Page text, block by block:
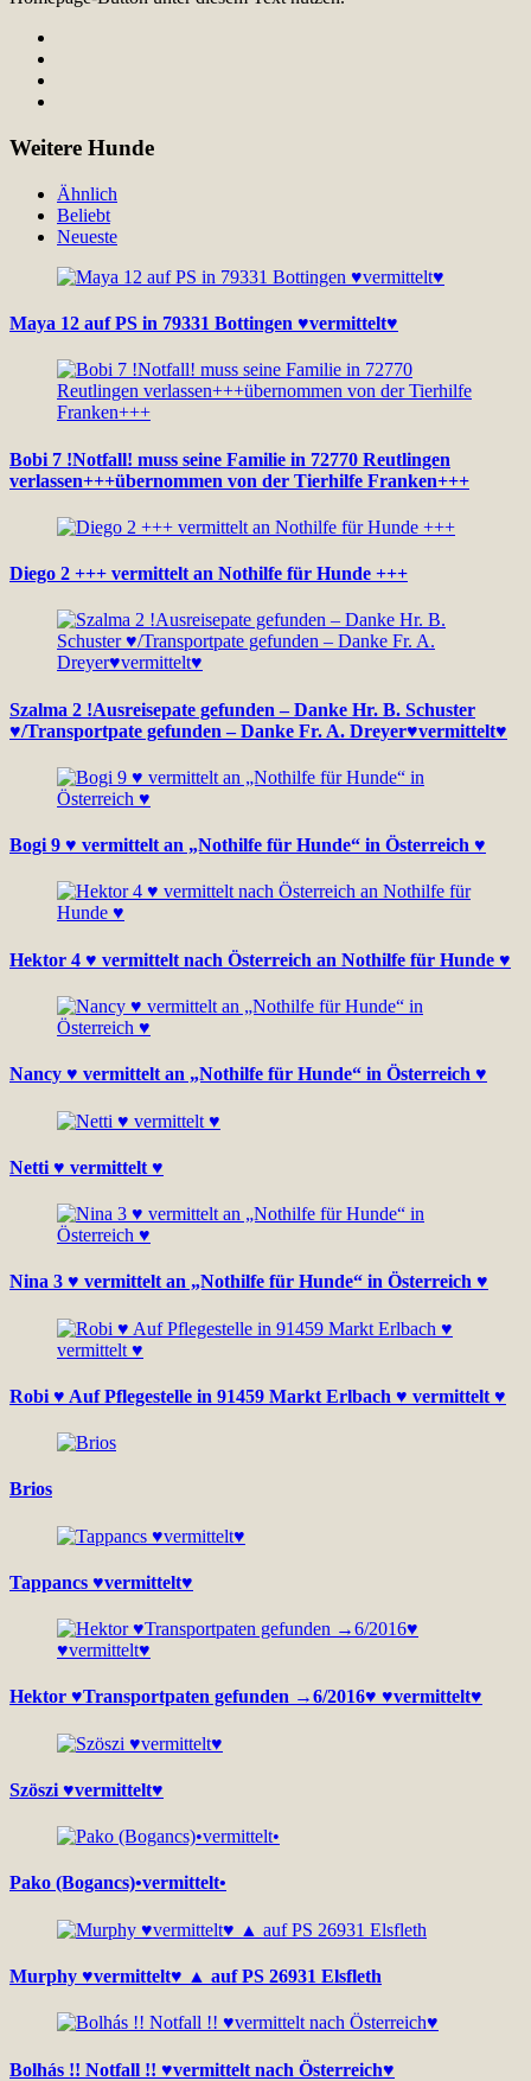
Weitere Hunde
Ähnlich
Beliebt
Neueste
Maya 12 auf PS in 79331 Bottingen ♥vermittelt♥
Bobi 7 !Notfall! muss seine Familie in 72770 Reutlingen
verlassen+++übernommen von der Tierhilfe Franken+++
Diego 2 +++ vermittelt an Nothilfe für Hunde +++
Szalma 2 !Ausreisepate gefunden – Danke Hr. B. Schuster
♥/Transportpate gefunden – Danke Fr. A. Dreyer♥vermittelt♥
Bogi 9 ♥ vermittelt an „Nothilfe für Hunde“ in Österreich ♥
Hektor 4 ♥ vermittelt nach Österreich an Nothilfe für Hunde ♥
Nancy ♥ vermittelt an „Nothilfe für Hunde“ in Österreich ♥
Netti ♥ vermittelt ♥
Nina 3 ♥ vermittelt an „Nothilfe für Hunde“ in Österreich ♥
Robi ♥ Auf Pflegestelle in 91459 Markt Erlbach ♥ vermittelt ♥
Brios
Tappancs ♥vermittelt♥
Hektor ♥Transportpaten gefunden →6/2016♥ ♥vermittelt♥
Szöszi ♥vermittelt♥
Pako (Bogancs)•vermittelt•
Murphy ♥vermittelt♥ ▲ auf PS 26931 Elsfleth
Bolhás !! Notfall !! ♥vermittelt nach Österreich♥